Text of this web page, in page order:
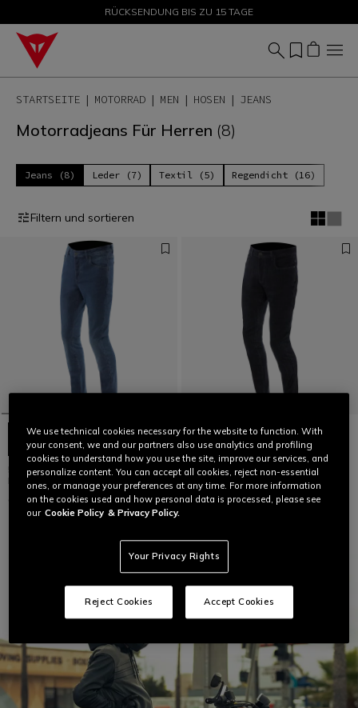
SALE BIS ZU -50 % – JETZT SHOPPEN
RÜCKSENDUNG BIS ZU 15 TAGE
STARTSEITE MOTORRAD MEN HOSEN JEANS
Motorradjeans Für Herren (8)
Jeans (8) Leder (7) Textil (5) Regendicht (16)
Filtern und sortieren
5-POCKET DENIM SLIM -
MOTORRADJEANS HERREN
CHF 229
5-POCKET DENIM TAPERED FIT -
MOTORRADJEANS HERREN
CHF 199
We use technical cookies necessary for the website to function. With
your consent, we and our partners also use analytics and profiling
cookies to understand how you use the site, improve our services, and
personalize content. You can accept all cookies, reject non-essential
ones, or manage your preferences at any time. For more information
on the cookies used and how personal data is processed, please see
our Cookie Policy & Privacy Policy.
Your Privacy Rights
Reject Cookies Accept Cookies